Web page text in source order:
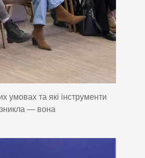
умовах та які інструменти
— вона